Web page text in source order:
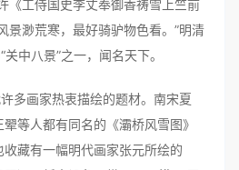
《工侍国史李丈奉御香祷雪上竺前
景渺荒寒，最好骑驴物色看。”明清
中八景”之一，闻名天下。
多画家热衷描绘的题材。南宋夏
等人都有同名的《灞桥风雪图》
藏有一幅明代画家张元所绘的